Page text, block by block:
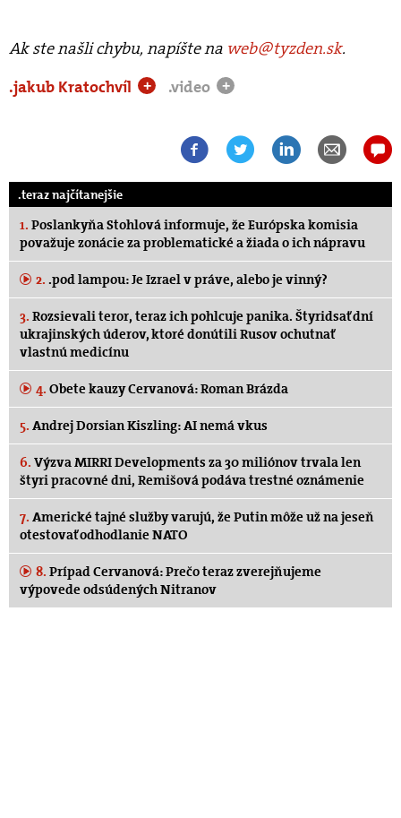
Ak ste našli chybu, napíšte na web@tyzden.sk.
.jakub Kratochvíl
+ .video +
.teraz najčítanejšie
1. Poslankyňa Stohlová informuje, že Európska komisia
považuje zonácie za problematické a žiada o ich nápravu
2. .pod lampou: Je Izrael v práve, alebo je vinný?
3. Rozsievali teror, teraz ich pohlcuje panika. Štyridsať dní
ukrajinských úderov, ktoré donútili Rusov ochutnať
vlastnú medicínu
4. Obete kauzy Cervanová: Roman Brázda
5. Andrej Dorsian Kiszling: AI nemá vkus
6. Výzva MIRRI Developments za 30 miliónov trvala len
štyri pracovné dni, Remišová podáva trestné oznámenie
7. Americké tajné služby varujú, že Putin môže už na jeseň
otestovať odhodlanie NATO
8. Prípad Cervanová: Prečo teraz zverejňujeme
výpovede odsúdených Nitranov